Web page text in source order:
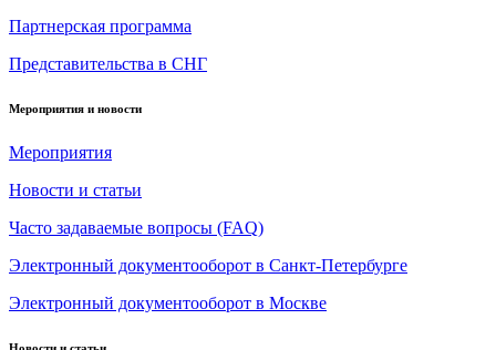
Партнерская программа
Представительства в СНГ
Мероприятия и новости
Мероприятия
Новости и статьи
Часто задаваемые вопросы (FAQ)
Электронный документооборот в Санкт-Петербурге
Электронный документооборот в Москве